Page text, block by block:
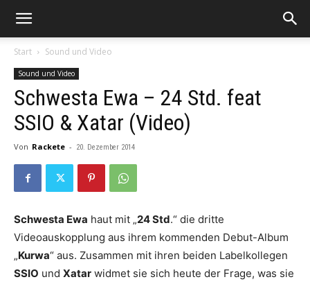
Start Sound und Video
Sound und Video
Schwesta Ewa – 24 Std. feat
SSIO & Xatar (Video)
Von Rackete - 20. Dezember 2014
Schwesta Ewa haut mit „24 Std.“ die dritte
Videoauskopplung aus ihrem kommenden Debut-Album
„Kurwa“ aus. Zusammen mit ihren beiden Labelkollegen
SSIO und Xatar widmet sie sich heute der Frage, was sie